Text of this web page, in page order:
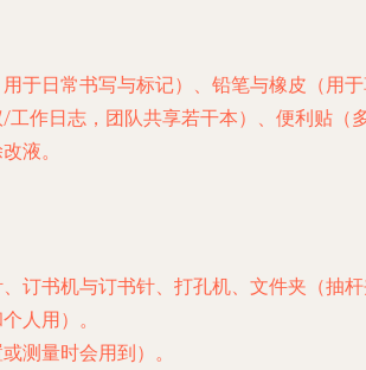
于日常书写与标记）、铅笔与橡皮（用
工作日志，团队共享若干本）、便利贴（
液。
订书机与订书针、打孔机、文件夹（抽
人用）。
测量时会用到）。